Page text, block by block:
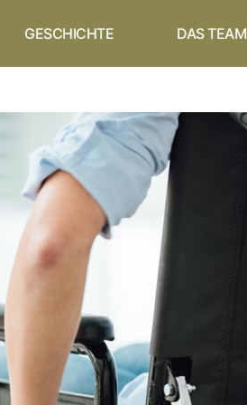
GESCHICHTE DAS TEAM